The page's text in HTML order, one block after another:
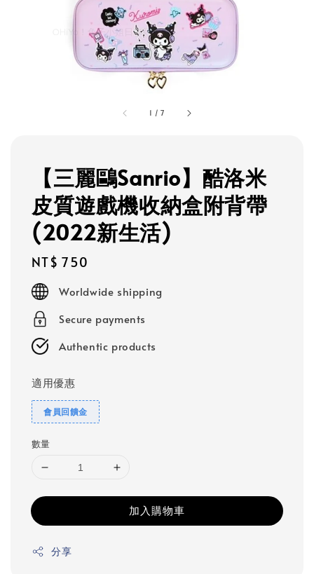
1 /7
【三麗鷗Sanrio】酷洛米
皮質遊戲機收納盒附背帶
(2022新生活)
Regular
price
NT$ 750
Worldwide shipping
Secure payments
Authentic products
適用優惠
會員回饋金
數量
加入購物車
分享